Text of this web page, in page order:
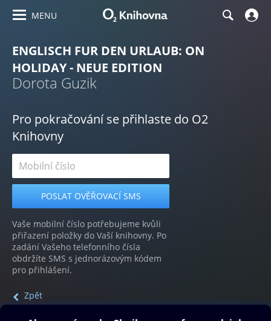
MENU
ENGLISCH FUR DEN URLAUB: ON
HOLIDAY - NEUE EDITION
Dorota Guzik
Pro pokračování se přihlaste do O2
Knihovny
Vaše mobilní číslo potřebujeme kvůli
přiřazení položky do Vaší knihovny. Po
zadání Vašeho telefonního čísla
obdržíte SMS s jednorázovým kódem
pro přihlášení.
Zpět